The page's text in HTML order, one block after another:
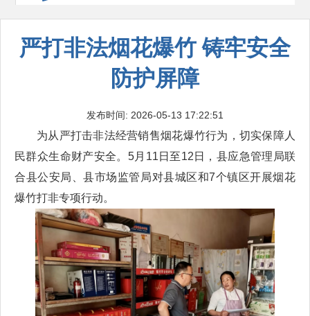
严打非法烟花爆竹 铸牢安全
防护屏障
发布时间: 2026-05-13 17:22:51
为从严打击非法经营销售烟花爆竹行为，切实保障人
民群众生命财产安全。5月11日至12日，县应急管理局联
合县公安局、县市场监管局对县城区和7个镇区开展烟花
爆竹打非专项行动。